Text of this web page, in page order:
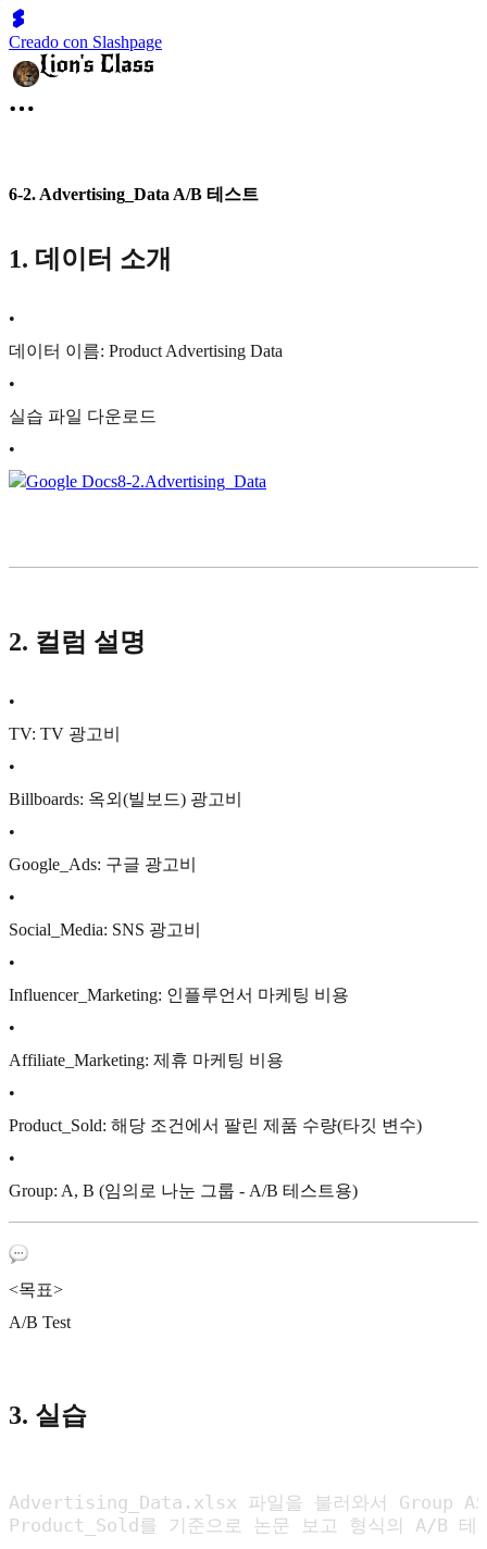
Creado con Slashpage
6-2. Advertising_Data A/B 테스트
1. 데이터 소개
•
데이터 이름: Product Advertising Data
•
실습 파일 다운로드
•
Google Docs8-2.Advertising_Data
2. 컬럼 설명
•
TV: TV 광고비
•
Billboards: 옥외(빌보드) 광고비
•
Google_Ads: 구글 광고비
•
Social_Media: SNS 광고비
•
Influencer_Marketing: 인플루언서 마케팅 비용
•
Affiliate_Marketing: 제휴 마케팅 비용
•
Product_Sold: 해당 조건에서 팔린 제품 수량(타깃 변수)
•
Group: A, B (임의로 나눈 그룹 - A/B 테스트용)
<목표>
A/B Test
3. 실습
Advertising_Data.xlsx 파일을 불러와서 Group A
Product_Sold를 기준으로 논문 보고 형식의 A/B 테